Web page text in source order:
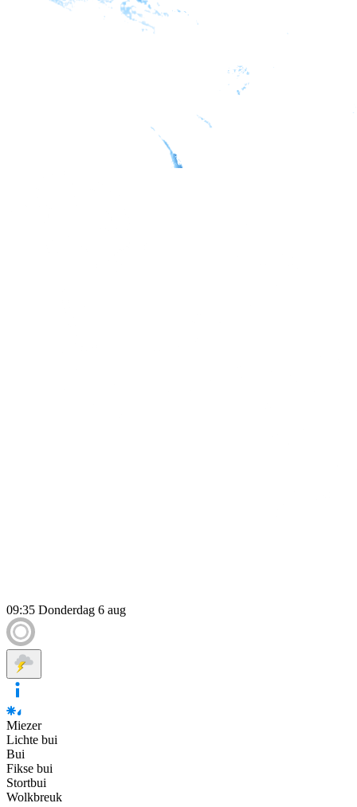
09:35 Donderdag 6 aug
Miezer
Lichte bui
Bui
Fikse bui
Stortbui
Wolkbreuk